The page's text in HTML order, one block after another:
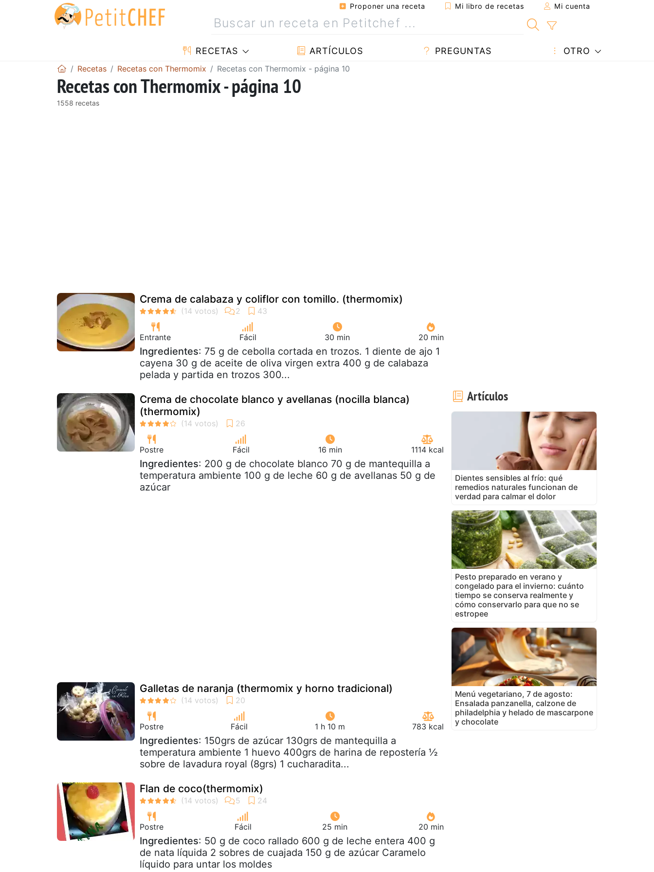
Proponer una receta Mi libro de recetas Mi cuenta
RECETAS ARTÍCULOS PREGUNTAS OTRO
Recetas Recetas con Thermomix Recetas con Thermomix - página 10
Recetas con Thermomix - página 10
1558 recetas
Crema de calabaza y coliflor con tomillo. (thermomix)
Entrante Fácil 30 min 20 min
Ingredientes: 75 g de cebolla cortada en trozos. 1 diente de ajo 1
cayena 30 g de aceite de oliva virgen extra 400 g de calabaza
pelada y partida en trozos 300...
Crema de chocolate blanco y avellanas (nocilla blanca)
(thermomix)
Postre Fácil 16 min 1114 kcal
Ingredientes: 200 g de chocolate blanco 70 g de mantequilla a
temperatura ambiente 100 g de leche 60 g de avellanas 50 g de
azúcar
Galletas de naranja (thermomix y horno tradicional)
Postre Fácil 1 h 10 m 783 kcal
Ingredientes: 150grs de azúcar 130grs de mantequilla a
temperatura ambiente 1 huevo 400grs de harina de repostería ½
sobre de lavadura royal (8grs) 1 cucharadita...
Flan de coco(thermomix)
Postre Fácil 25 min 20 min
Ingredientes: 50 g de coco rallado 600 g de leche entera 400 g
de nata líquida 2 sobres de cuajada 150 g de azúcar Caramelo
líquido para untar los moldes
Artículos
Dientes sensibles al frío: qué
remedios naturales funcionan de
verdad para calmar el dolor
Pesto preparado en verano y
congelado para el invierno: cuánto
tiempo se conserva realmente y
cómo conservarlo para que no se
estropee
Menú vegetariano, 7 de agosto:
Ensalada panzanella, calzone de
philadelphia y helado de mascarpone
y chocolate